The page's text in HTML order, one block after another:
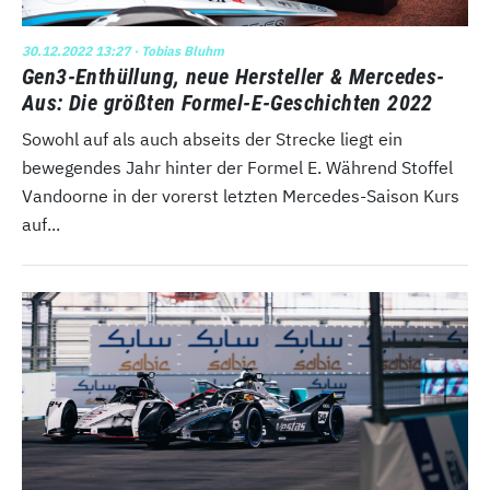
30.12.2022 13:27· Tobias Bluhm
Gen3-Enthüllung, neue Hersteller & Mercedes-
Aus: Die größten Formel-E-Geschichten 2022
Sowohl auf als auch abseits der Strecke liegt ein
bewegendes Jahr hinter der Formel E. Während Stoffel
Vandoorne in der vorerst letzten Mercedes-Saison Kurs
auf...